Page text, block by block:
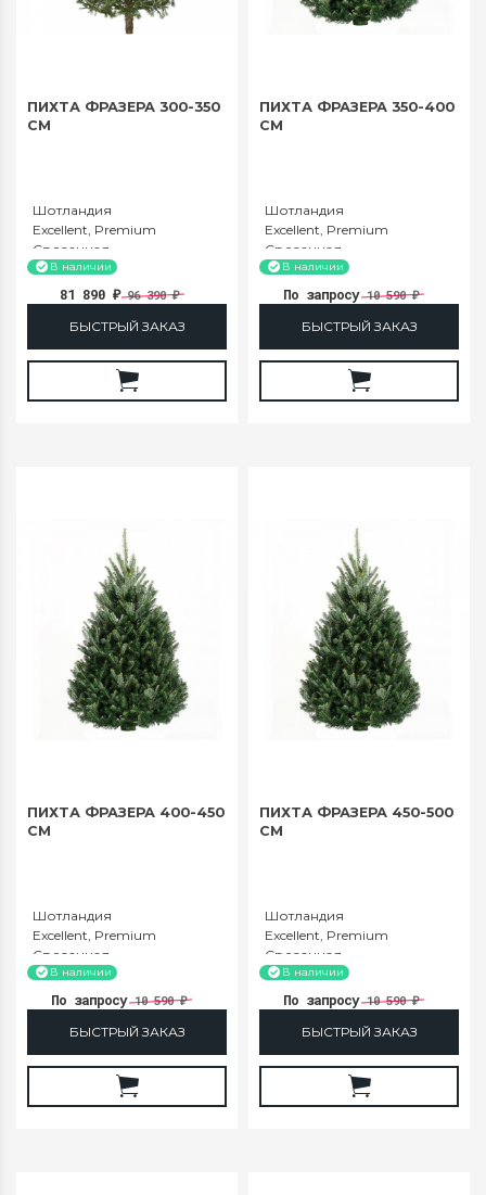
ПИХТА ФРАЗЕРА 300-350
СМ
Шотландия
Excellent, Premium
Срезанная
250-300
В наличии
81 890 ₽ 96 390₽
БЫСТРЫЙ ЗАКАЗ
ПИХТА ФРАЗЕРА 350-400
СМ
Шотландия
Excellent, Premium
Срезанная
350-400
В наличии
По запросу10 590₽
БЫСТРЫЙ ЗАКАЗ
ПИХТА ФРАЗЕРА 400-450
СМ
Шотландия
Excellent, Premium
Срезанная
400-450
В наличии
По запросу10 590₽
БЫСТРЫЙ ЗАКАЗ
ПИХТА ФРАЗЕРА 450-500
СМ
Шотландия
Excellent, Premium
Срезанная
450-500
В наличии
По запросу10 590₽
БЫСТРЫЙ ЗАКАЗ